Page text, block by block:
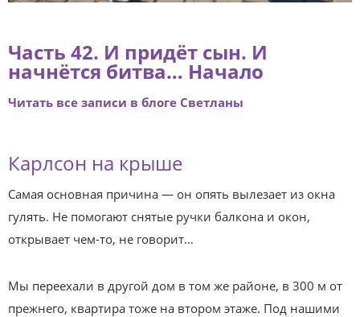
Часть 42. И придёт сын. И
начнётся битва… Начало
Читать все записи в блоге Светланы
Карлсон на крыше
Самая основная причина — он опять вылезает из окна
гулять. Не помогают снятые ручки балкона и окон,
открывает чем-то, не говорит…
Мы переехали в другой дом в том же районе, в 300 м от
прежнего, квартира тоже на втором этаже. Под нашими